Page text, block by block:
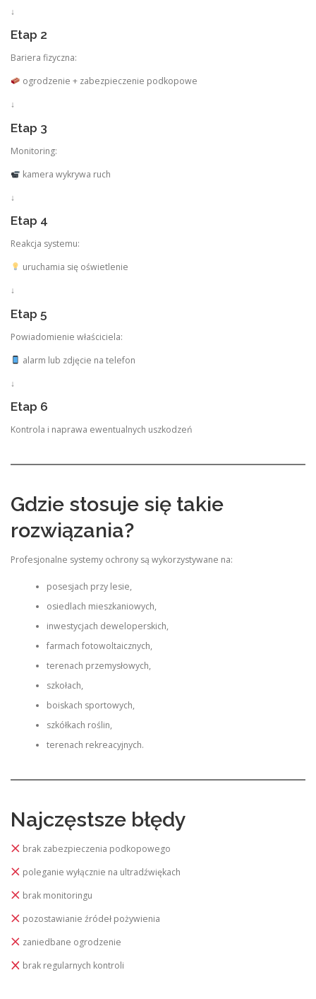
↓
Etap 2
Bariera fizyczna:
ogrodzenie + zabezpieczenie podkopowe
↓
Etap 3
Monitoring:
kamera wykrywa ruch
↓
Etap 4
Reakcja systemu:
uruchamia się oświetlenie
↓
Etap 5
Powiadomienie właściciela:
alarm lub zdjęcie na telefon
↓
Etap 6
Kontrola i naprawa ewentualnych uszkodzeń
Gdzie stosuje się takie
rozwiązania?
Profesjonalne systemy ochrony są wykorzystywane na:
posesjach przy lesie,
osiedlach mieszkaniowych,
inwestycjach deweloperskich,
farmach fotowoltaicznych,
terenach przemysłowych,
szkołach,
boiskach sportowych,
szkółkach roślin,
terenach rekreacyjnych.
Najczęstsze błędy
brak zabezpieczenia podkopowego
poleganie wyłącznie na ultradźwiękach
brak monitoringu
pozostawianie źródeł pożywienia
zaniedbane ogrodzenie
brak regularnych kontroli